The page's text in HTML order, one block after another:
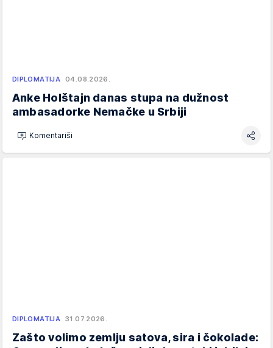
DIPLOMATIJA 04.08.2026.
Anke Holštajn danas stupa na dužnost
ambasadorke Nemačke u Srbiji
Komentariši
DIPLOMATIJA 31.07.2026.
Zašto volimo zemlju satova, sira i čokolade: